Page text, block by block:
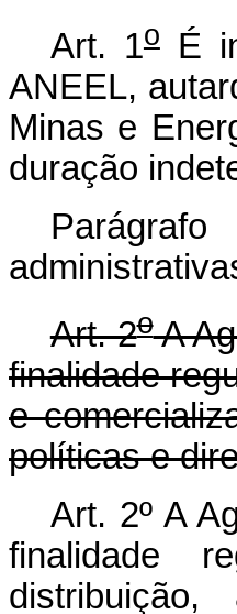
Art. 1oÉ
ANEEL,
Minas e
duração
Art. 2oA
finalidade
e
políticas e
Art. 2º A
finalidade